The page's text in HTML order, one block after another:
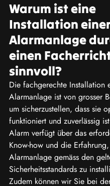
Warum ist eine
Installation
Alarmanlage
einen
sinnvoll?
Die fachgerechte Installation
Alarmanlage ist von grosser
um sicherzustellen, dass sie
funktioniert und zuverlässig
Alarm verfügt über das
Know-how und die
Alarmanlage gemäss den
Sicherheitsstandards zu
Zudem können wir Sie bei